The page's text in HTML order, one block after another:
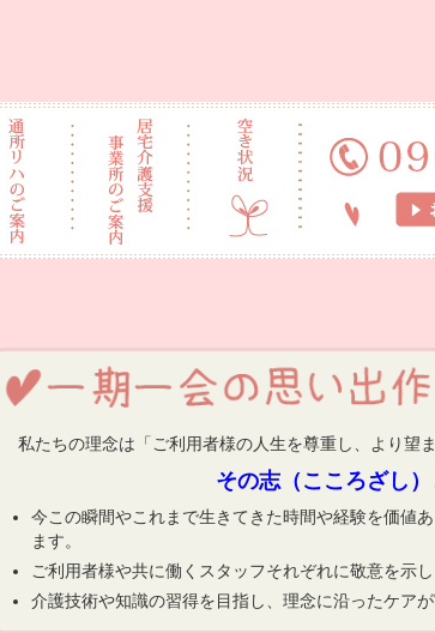
私たちの理念は「ご利用者様の人生を尊重し、より望
その志（こころざし）
今この瞬間やこれまで生きてきた時間や経験を価値
ます。
ご利用者様や共に働くスタッフそれぞれに敬意を示し
介護技術や知識の習得を目指し、理念に沿ったケア